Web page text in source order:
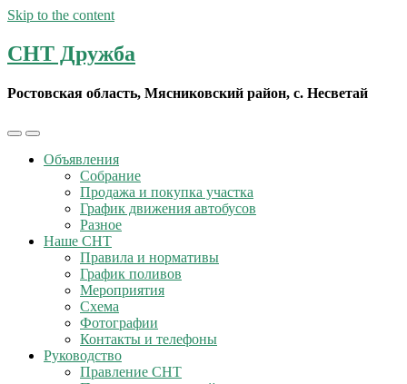
Skip to the content
СНТ Дружба
Ростовская область, Мясниковский район, с. Несветай
Toggle
mobile
Toggle
the
search
Объявления
Собрание
Продажа и покупка участка
График движения автобусов
Разное
Наше СНТ
Правила и нормативы
График поливов
Мероприятия
Схема
Фотографии
Контакты и телефоны
Руководство
Правление СНТ